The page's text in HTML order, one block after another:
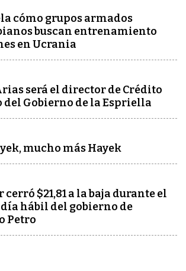
cómo grupos armados
buscan entrenamiento
en Ucrania
será el director de Crédito
del Gobierno de la Espriella
mucho más Hayek
cerró $21,81 a la baja durante el
hábil del gobierno de
Petro